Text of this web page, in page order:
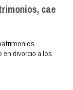
cae
en divorcio a los